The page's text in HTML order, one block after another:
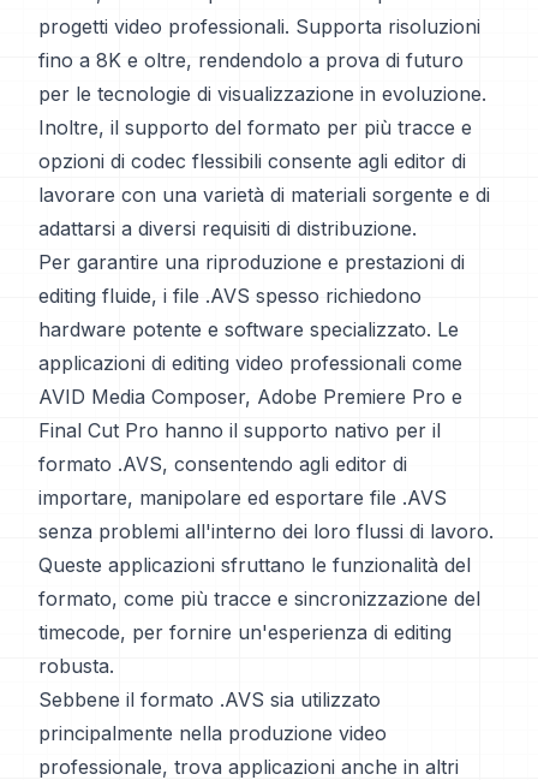
progetti video professionali. Supporta risoluzioni
fino a 8K e oltre, rendendolo a prova di futuro
per le tecnologie di visualizzazione in evoluzione.
Inoltre, il supporto del formato per più tracce e
opzioni di codec flessibili consente agli editor di
lavorare con una varietà di materiali sorgente e di
adattarsi a diversi requisiti di distribuzione.
Per garantire una riproduzione e prestazioni di
editing fluide, i file .AVS spesso richiedono
hardware potente e software specializzato. Le
applicazioni di editing video professionali come
AVID Media Composer, Adobe Premiere Pro e
Final Cut Pro hanno il supporto nativo per il
formato .AVS, consentendo agli editor di
importare, manipolare ed esportare file .AVS
senza problemi all'interno dei loro flussi di lavoro.
Queste applicazioni sfruttano le funzionalità del
formato, come più tracce e sincronizzazione del
timecode, per fornire un'esperienza di editing
robusta.
Sebbene il formato .AVS sia utilizzato
principalmente nella produzione video
professionale, trova applicazioni anche in altri